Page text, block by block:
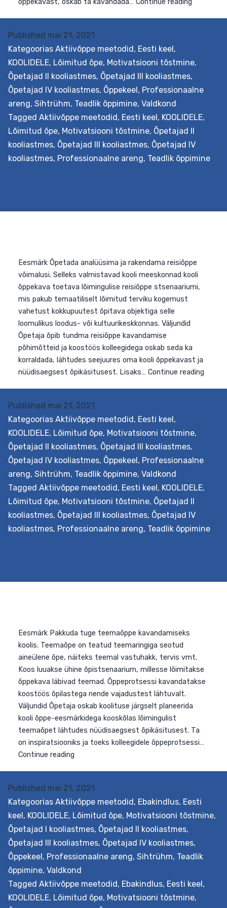
Eesmärk Õpetada põimima audiovisuaaltekste ehk
ja videosid õppeprotsessi. Filmiõpe võimaldab
ja mitmekesistada kõikide õppeainete õppetegevust,
lõimida erinevaid valdkondi, kasutada filmi- ja
videokunsti õpilaste loovaks eneseväljenduseks ja palju
Published mai 21, 2021
Kategoorias Aktiivõppe meetodid, Eesti keel,
KOOLIDELE, Lõimitud õpe, Motivatsiooni tõstmine,
Õpetajad II kooliastmes, Õpetajad III kooliastmes,
Õpetajad IV kooliastmes, Õppekeel, Professionaalne
areng, Sihtrühm, Teadlik õppimine, Valdkond
Tagged Aktiivõppe meetodid, Eesti keel, KOOLIDELE,
Lõimitud õpe, Motivatsiooni tõstmine, Õpetajad II
kooliastmes, Õpetajad III kooliastmes, Õpetajad IV
kooliastmes, Professionaalne areng, Teadlik õppimine
Eesmärk Õpetada analüüsima ja rakendama reisiõppe
võimalusi. Selleks valmistavad kooli meeskonnad kooli
nüüdisaegsest õpikäsitusest. Lisaks… Continue reading
Published mai 21, 2021
Kategoorias Aktiivõppe meetodid, Eesti keel,
KOOLIDELE, Lõimitud õpe, Motivatsiooni tõstmine,
Õpetajad II kooliastmes, Õpetajad III kooliastmes,
Õpetajad IV kooliastmes, Õppekeel, Professionaalne
areng, Sihtrühm, Teadlik õppimine, Valdkond
Tagged Aktiivõppe meetodid, Eesti keel, KOOLIDELE,
Lõimitud õpe, Motivatsiooni tõstmine, Õpetajad II
kooliastmes, Õpetajad III kooliastmes, Õpetajad IV
kooliastmes, Professionaalne areng, Teadlik õppimine
Published mai 21, 2021
Kategoorias Aktiivõppe meetodid, Ebakindlus, Eesti
keel, KOOLIDELE, Lõimitud õpe, Motivatsiooni tõstmine,
Õpetajad I kooliastmes, Õpetajad II kooliastmes,
Õpetajad III kooliastmes, Õpetajad IV kooliastmes,
Õppekeel, Professionaalne areng, Sihtrühm, Teadlik
õppimine, Valdkond
Tagged Aktiivõppe meetodid, Ebakindlus, Eesti keel,
KOOLIDELE, Lõimitud õpe, Motivatsiooni tõstmine,